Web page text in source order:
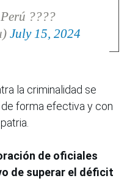
????
July 15, 2024
la criminalidad se
de forma efectiva y con
de oficiales
de superar el déficit